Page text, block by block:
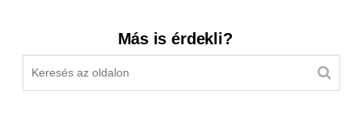
Más is érdekli?